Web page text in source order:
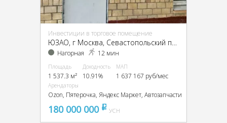
Инвестиции в торговое помещение
ЮЗАО, г Москва, Севастопольский пр-т, 37
Нагорная 12 мин
Площадь
1 537.3 м²
Доходность
10.91%
МАП
1 637 167 руб/мес
Арендаторы
Ozon, Пятерочка, Яндекс Маркет, Автозапчасти
180 000 000 pуб
УСН